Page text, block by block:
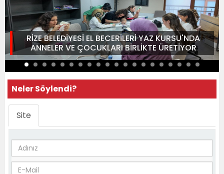
RİZE BELEDİYESİ EL BECERİLERİ YAZ KURSU'NDA
ANNELER VE ÇOCUKLARI BİRLİKTE ÜRETİYOR
Neler Söylendi?
Site